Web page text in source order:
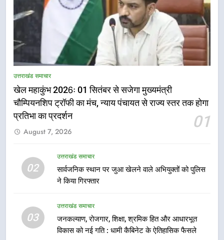
उत्तराखंड समाचार
खेल महाकुंभ 2026ः 01 सितंबर से सजेगा मुख्यमंत्री
चौम्पियनशिप ट्रॉफी का मंच, न्याय पंचायत से राज्य स्तर तक होगा
प्रतिभा का प्रदर्शन
01
August 7, 2026
02
उत्तराखंड समाचार
सार्वजनिक स्थान पर जुआ खेलने वाले अभियुक्तों को पुलिस
ने किया गिरफ्तार
03
उत्तराखंड समाचार
जनकल्याण, रोजगार, शिक्षा, श्रमिक हित और आधारभूत
विकास को नई गति : धामी कैबिनेट के ऐतिहासिक फैसले
5
धामी ने उत्कृष्ट बुनकरों और हस्तशिल्प
कारीगरों को किया सम्मानित
उत्तराखंड समाचार
फेरबदल, नई कार्यकारिणी और समितियों
का गठन
उत्तराखंड समाचार
मुख्यमंत्री धामी बोले- युवाओं को रोजगार
देना सरकार की सर्वोच्च प्राथमिकता, आने
वाले महीनों में हजारों पदों पर की जाएगी
उत्तराखंड समाचार